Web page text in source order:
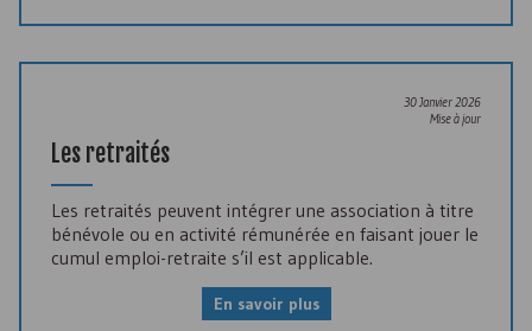
30 Janvier 2026
Mise à jour
Les retraités
Les retraités peuvent intégrer une association à titre
bénévole ou en activité rémunérée en faisant jouer le
cumul emploi-retraite s’il est applicable.
En savoir plus